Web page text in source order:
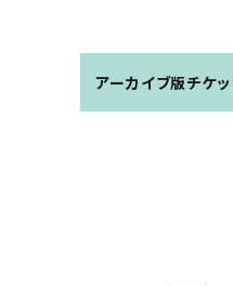
アーカイブ版チケ